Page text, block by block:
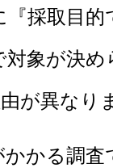
採取目
対象が決
が異なり
かる調査